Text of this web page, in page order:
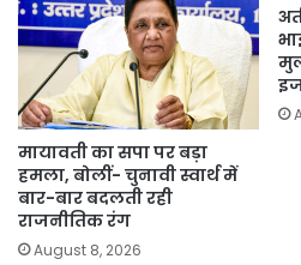
मायावती का सपा पर बड़ा
हमला, बोलीं- चुनावी स्वार्थ में
बार-बार बदलती रही
राजनीतिक रंग
August 8, 2026